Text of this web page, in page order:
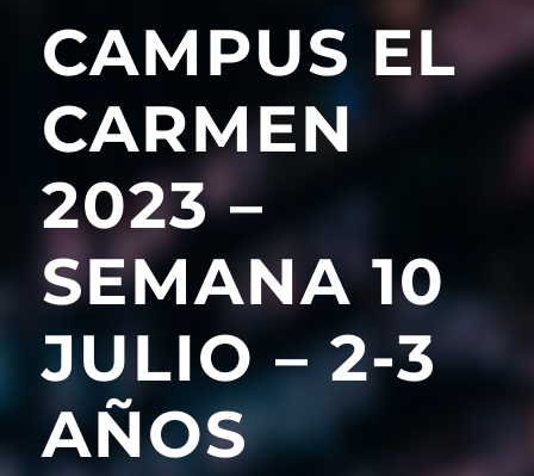
CAMPUS EL
CARMEN
2023 –
SEMANA 10
JULIO – 2-3
AÑOS